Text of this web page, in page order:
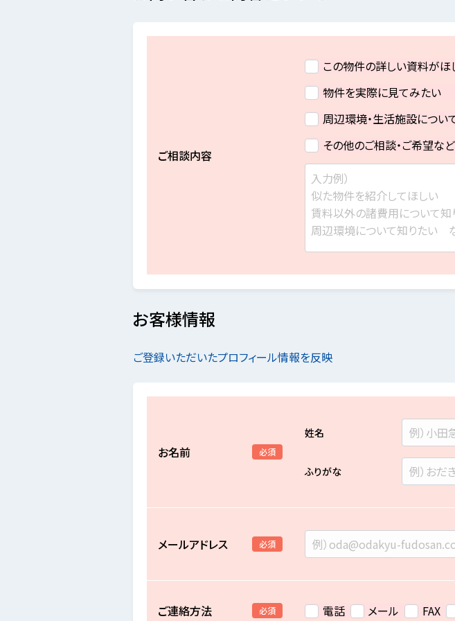
ご相談内容
この物件の詳しい資料がほ
物件を実際に見てみたい
周辺環境・生活施設につい
その他のご相談・ご希望など
お客様情報
ご登録いただいたプロフィール情報を反映
お名前 必須
姓名
ふりがな
メールアドレス 必須
ご連絡方法 必須 電話 メール FAX